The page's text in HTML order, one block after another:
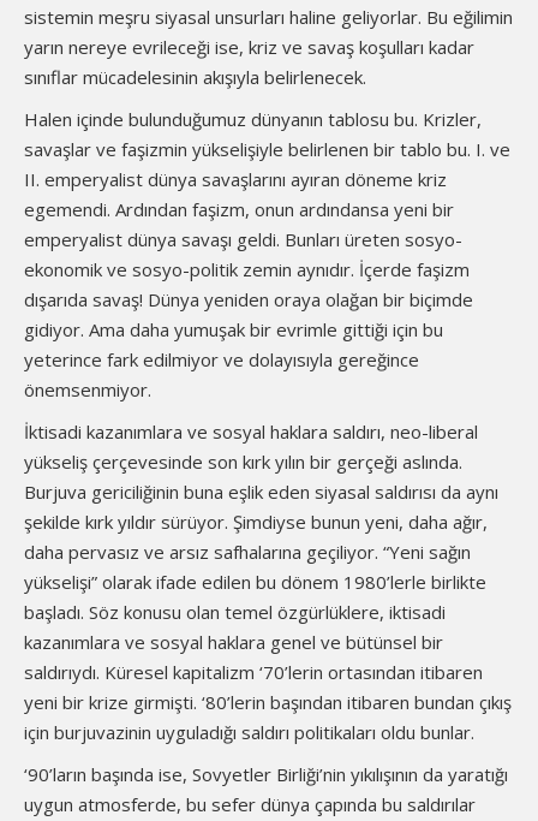
sistemin meşru siyasal unsurları haline geliyorlar. Bu eğilimin
yarın nereye evrileceği ise, kriz ve savaş koşulları kadar
sınıflar mücadelesinin akışıyla belirlenecek.
Halen içinde bulunduğumuz dünyanın tablosu bu. Krizler,
savaşlar ve faşizmin yükselişiyle belirlenen bir tablo bu. I. ve
II. emperyalist dünya savaşlarını ayıran döneme kriz
egemendi. Ardından faşizm, onun ardındansa yeni bir
emperyalist dünya savaşı geldi. Bunları üreten sosyo-
ekonomik ve sosyo-politik zemin aynıdır. İçerde faşizm
dışarıda savaş! Dünya yeniden oraya olağan bir biçimde
gidiyor. Ama daha yumuşak bir evrimle gittiği için bu
yeterince fark edilmiyor ve dolayısıyla gereğince
önemsenmiyor.
İktisadi kazanımlara ve sosyal haklara saldırı, neo-liberal
yükseliş çerçevesinde son kırk yılın bir gerçeği aslında.
Burjuva gericiliğinin buna eşlik eden siyasal saldırısı da aynı
şekilde kırk yıldır sürüyor. Şimdiyse bunun yeni, daha ağır,
daha pervasız ve arsız safhalarına geçiliyor. “Yeni sağın
yükselişi” olarak ifade edilen bu dönem 1980’lerle birlikte
başladı. Söz konusu olan temel özgürlüklere, iktisadi
kazanımlara ve sosyal haklara genel ve bütünsel bir
saldırıydı. Küresel kapitalizm ‘70’lerin ortasından itibaren
yeni bir krize girmişti. ‘80’lerin başından itibaren bundan çıkış
için burjuvazinin uyguladığı saldırı politikaları oldu bunlar.
‘90’ların başında ise, Sovyetler Birliği’nin yıkılışının da yaratığı
uygun atmosferde, bu sefer dünya çapında bu saldırılar